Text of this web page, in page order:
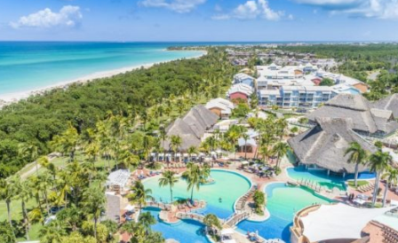
s
t
r
á
s